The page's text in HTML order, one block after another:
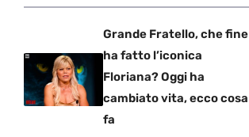
Grande Fratello, che fine
ha fatto l’iconica
Floriana? Oggi ha
cambiato vita, ecco cosa
fa